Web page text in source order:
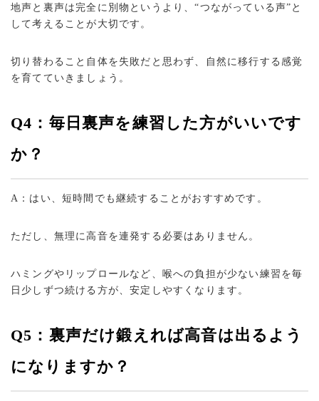
地声と裏声は完全に別物というより、“つながっている声”と
して考えることが大切です。
切り替わること自体を失敗だと思わず、自然に移行する感覚
を育てていきましょう。
Q4：毎日裏声を練習した方がいいです
か？
A：はい、短時間でも継続することがおすすめです。
ただし、無理に高音を連発する必要はありません。
ハミングやリップロールなど、喉への負担が少ない練習を毎
日少しずつ続ける方が、安定しやすくなります。
Q5：裏声だけ鍛えれば高音は出るよう
になりますか？